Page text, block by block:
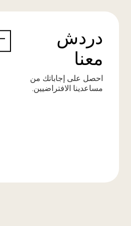
دردش
معنا
احصل على إجاباتك من
مساعدينا الافتراضيين.